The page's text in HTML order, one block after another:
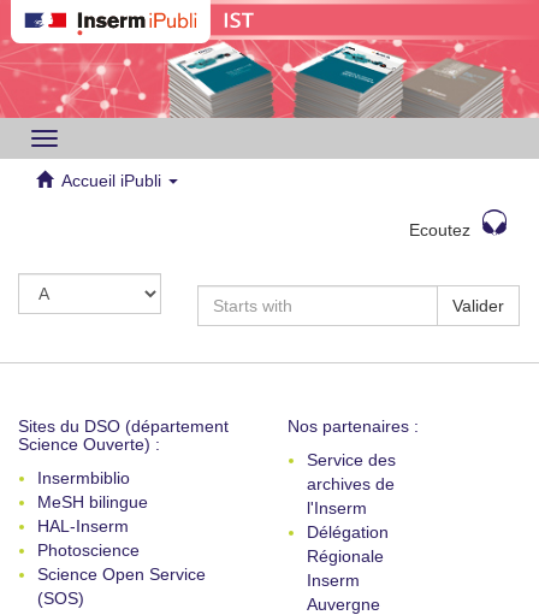
Toggle
navigation
Accueil iPubli
Ecoutez
Valider
Sites du DSO (département
Science Ouverte) :
Insermbiblio
MeSH bilingue
HAL-Inserm
Photoscience
Science Open Service
(SOS)
Nos partenaires :
Service des
archives de
l'Inserm
Délégation
Régionale
Inserm
Auvergne